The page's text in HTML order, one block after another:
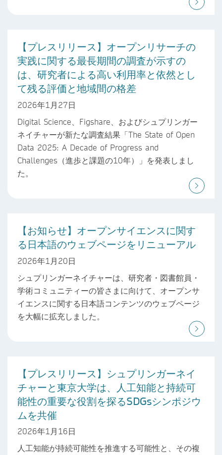
【プレスリリース】オープンリサーチの
実践に関する最長期間の調査が示すの
は、研究者による高い利用率と依然とし
て残る評価と地域間の格差
2026年1月27日
Digital Science、Figshare、およびシュプリンガー
ネイチャーが新たな調査結果「The State of Open
Data 2025: A Decade of Progress and
Challenges（進歩と課題の10年）」を発表しまし
た。
【お知らせ】オープンサイエンスに関す
る日本語のウェブページをリニューアル
2026年1月20日
シュプリンガーネイチャーは、研究者・図書館員・
学術コミュニティーの皆さまに向けて、オープンサ
イエンスに関する日本語コンテンツのウェブページ
を大幅に拡充しました。
【プレスリリース】シュプリンガーネイ
チャーと東京大学は、人工知能と持続可
能性の重要な役割を探るSDGsシンポジウ
ムを共催
2026年1月16日
人工知能が持続可能性を推進する可能性と、その複